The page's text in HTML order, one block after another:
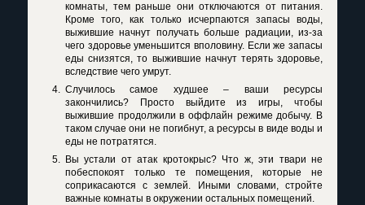
комнаты, тем раньше они отключаются от питания.
Кроме того, как только исчерпаются запасы воды,
выжившие начнут получать больше радиации, из-за
чего здоровье уменьшится вполовину. Если же запасы
еды снизятся, то выжившие начнут терять здоровье,
вследствие чего умрут.
Случилось самое худшее – ваши ресурсы
закончились? Просто выйдите из игры, чтобы
выжившие продолжили в оффлайн режиме добычу. В
таком случае они не погибнут, а ресурсы в виде воды и
еды не потратятся.
Вы устали от атак кротокрыс? Что ж, эти твари не
побеспокоят только те помещения, которые не
соприкасаются с землей. Иными словами, стройте
важные комнаты в окружении остальных помещений.